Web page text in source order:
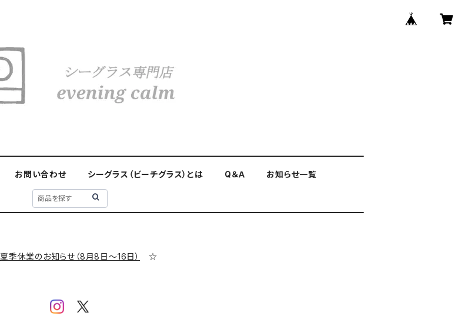
お問い合わせ シーグラス（ビーチグラス）とは Q＆Ａ お知らせ一覧
夏季休業のお知らせ（8月8日～16日） ☆